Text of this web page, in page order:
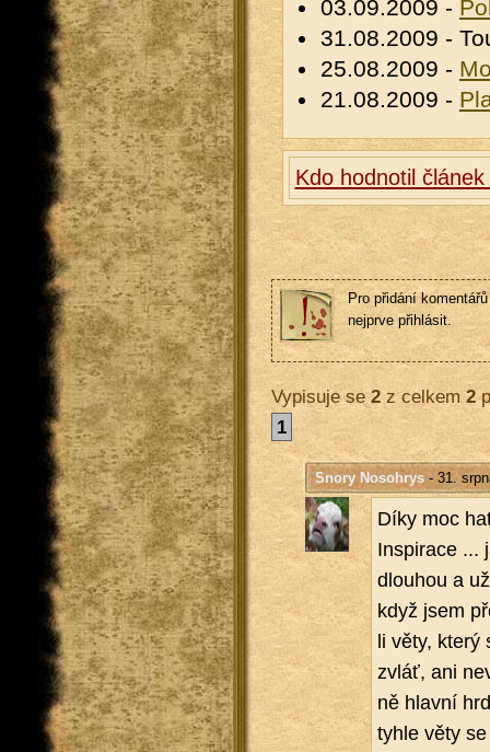
03.09.2009 -
31.08.2009 -
25.08.2009 -
21.08.2009 -
Kdo hodnotil
Pro přidání
nejprve přihlásit.
Vypisuje se2z celkem2
1
Snory Nosohrys- 31.
Díky moc
In­spi­ra­ce ...
dlou­hou a
když jsem
li věty,
zvláť, ani
ně hlav­ní
tyhle věty